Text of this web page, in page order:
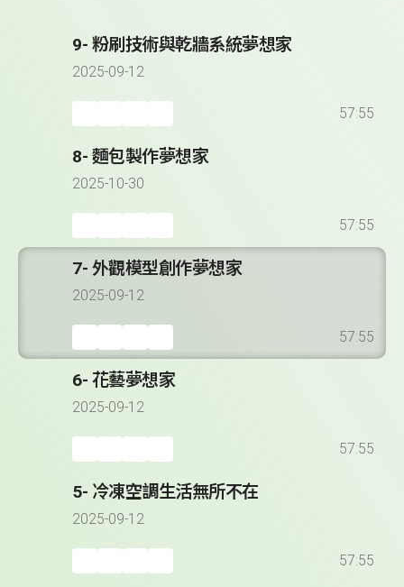
9- 粉刷技術與乾牆系統夢想家
2025-09-12
57:55
8- 麵包製作夢想家
2025-10-30
57:55
7- 外觀模型創作夢想家
2025-09-12
57:55
6- 花藝夢想家
2025-09-12
57:55
5- 冷凍空調生活無所不在
2025-09-12
57:55